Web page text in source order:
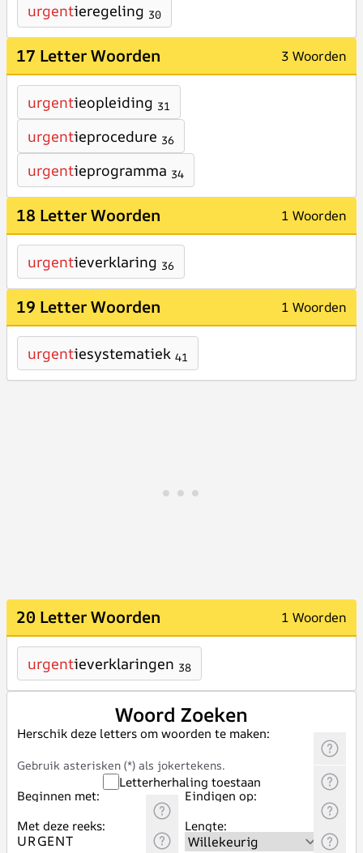
urgentieregeling 30
17 Letter Woorden 3 Woorden
urgentieopleiding 31
urgentieprocedure 36
urgentieprogramma 34
18 Letter Woorden 1 Woorden
urgentieverklaring 36
19 Letter Woorden 1 Woorden
urgentiesystematiek 41
20 Letter Woorden 1 Woorden
urgentieverklaringen 38
Woord Zoeken
Herschik deze letters om woorden te maken:
Gebruik asterisken (*) als jokertekens.
Letterherhaling toestaan
Beginnen met:
Eindigen op:
Met deze reeks:
Lengte: